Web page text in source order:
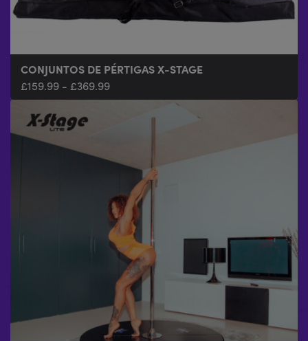
CONJUNTOS DE PÉRTIGAS X-STAGE
£159.99 - £369.99